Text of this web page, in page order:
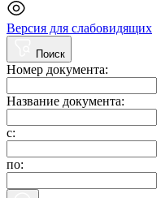
Версия для слабовидящих
Поиск
Номер документа:
Название документа:
с:
по: